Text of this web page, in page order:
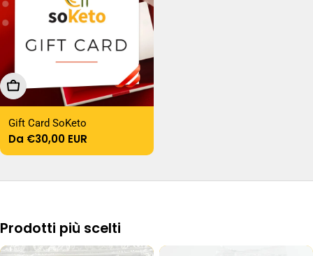
Scegli Le Opzioni
Gift Card SoKeto
Prezzo
normale
Da €30,00 EUR
Prodotti più scelti